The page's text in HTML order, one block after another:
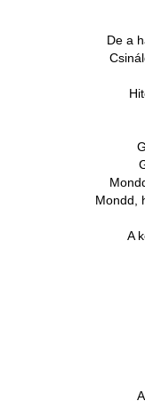
De a
Mondd,
A